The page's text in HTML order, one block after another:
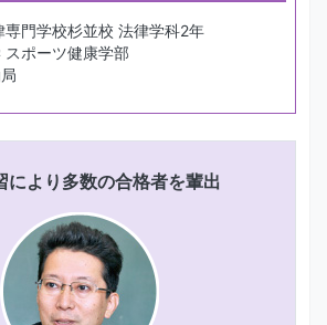
専門学校杉並校 法律学科2年
スポーツ健康学部
により多数の合格者を輩出